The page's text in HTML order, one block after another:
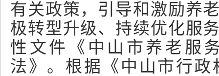
有关政策，引导和激励养
极转型升级、持续优化服
性文件《中山市养老服
法》。根据《中山市行